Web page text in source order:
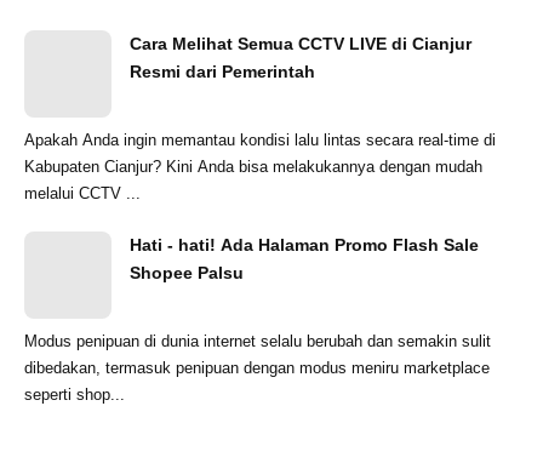
Cara Melihat Semua CCTV LIVE di Cianjur
Resmi dari Pemerintah
Apakah Anda ingin memantau kondisi lalu lintas secara real-time di
Kabupaten Cianjur? Kini Anda bisa melakukannya dengan mudah
melalui CCTV ...
Hati - hati! Ada Halaman Promo Flash Sale
Shopee Palsu
Modus penipuan di dunia internet selalu berubah dan semakin sulit
dibedakan, termasuk penipuan dengan modus meniru marketplace
seperti shop...